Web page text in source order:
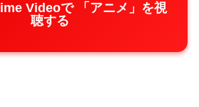
Videoで 「アニメ」を視
聴する